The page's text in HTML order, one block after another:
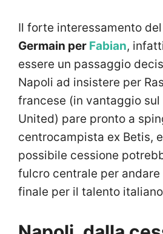
Il forte interessamento del
Germain per Fabian,
essere un passaggio
Napoli ad insistere per
francese (in vantaggio
United) pare pronto a
centrocampista ex Betis,
possibile cessione
fulcro centrale per andare
finale per il talento